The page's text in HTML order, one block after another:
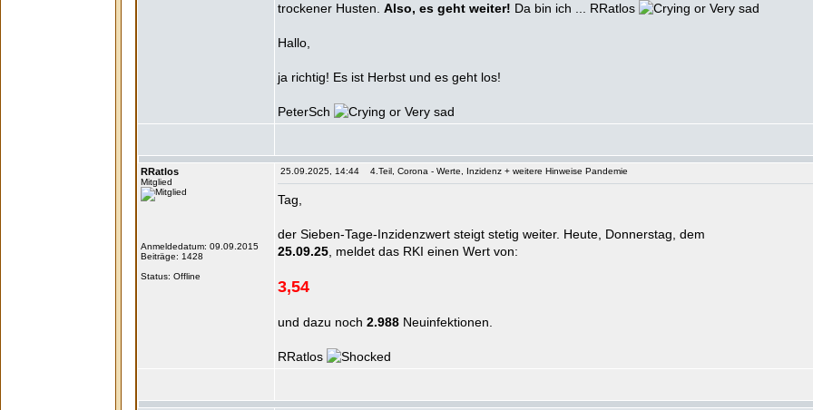
trockener Husten. Also, es geht weiter! Da bin ich ... RRatlos
Hallo,
ja richtig! Es ist Herbst und es geht los!
PeterSch
RRatlos
Mitglied
Anmeldedatum: 09.09.2015
Beiträge: 1428
Status: Offline
25.09.2025, 14:44 4.Teil, Corona - Werte, Inzidenz + weitere Hinweise Pandemie
Tag,
der Sieben-Tage-Inzidenzwert steigt stetig weiter. Heute, Donnerstag, dem
25.09.25 , meldet das RKI einen Wert von:
3,54
und dazu noch 2.988 Neuinfektionen.
RRatlos